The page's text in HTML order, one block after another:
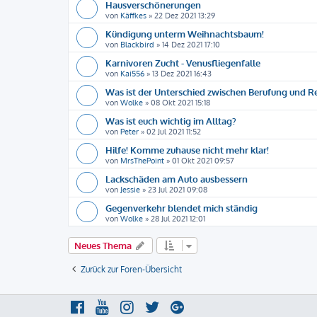
Hausverschönerungen
von Käffkes » 22 Dez 2021 13:29
Kündigung unterm Weihnachtsbaum!
von Blackbird » 14 Dez 2021 17:10
Karnivoren Zucht - Venusfliegenfalle
von Kai556 » 13 Dez 2021 16:43
Was ist der Unterschied zwischen Berufung und
von Wolke » 08 Okt 2021 15:18
Was ist euch wichtig im Alltag?
von Peter » 02 Jul 2021 11:52
Hilfe! Komme zuhause nicht mehr klar!
von MrsThePoint » 01 Okt 2021 09:57
Lackschäden am Auto ausbessern
von Jessie » 23 Jul 2021 09:08
Gegenverkehr blendet mich ständig
von Wolke » 28 Jul 2021 12:01
Neues Thema
Zurück zur Foren-Übersicht